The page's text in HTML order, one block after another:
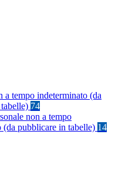
a tempo indeterminato (da
74
non a tempo
(da pubblicare in tabelle) 14